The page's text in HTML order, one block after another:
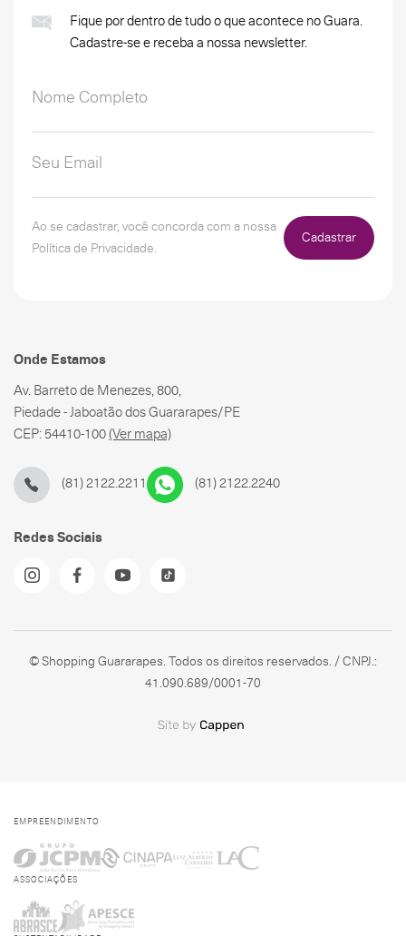
Fique por dentro de tudo o que acontece no Guara.
Cadastre-se e receba a nossa newsletter.
Ao se cadastrar, você concorda com a nossa
Política de Privacidade.
Cadastrar
Onde Estamos
Av. Barreto de Menezes, 800,
Piedade - Jaboatão dos Guararapes/PE
CEP: 54410-100(Ver mapa)
Redes Sociais
(81) 2122.2211 (81) 2122.2240
© Shopping Guararapes. Todos os direitos reservados. / CNPJ.:
41.090.689/0001-70
EMPREENDIMENTO
ASSOCIAÇÕES